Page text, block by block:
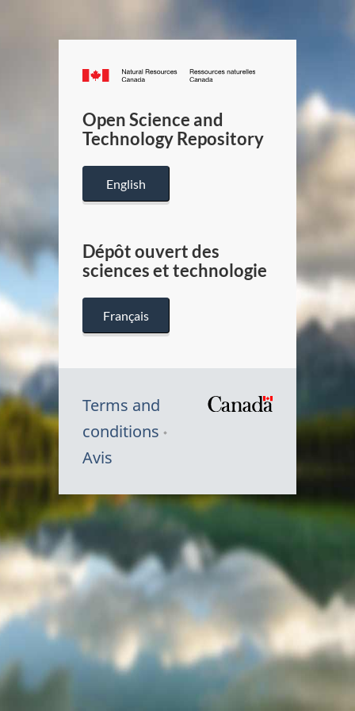
Canada.ca
/
Canada
Open Science and
Technology Repository
English
Dépôt ouvert des
sciences et technologie
Français
Terms and
conditions
Avis
Symbole
du